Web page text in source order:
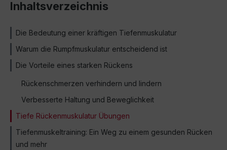
Inhaltsverzeichnis
Die Bedeutung einer kräftigen Tiefenmuskulatur
Warum die Rumpfmuskulatur entscheidend ist
Die Vorteile eines starken Rückens
Rückenschmerzen verhindern und lindern
Verbesserte Haltung und Beweglichkeit
Tiefe Rückenmuskulatur Übungen
Tiefenmuskeltraining: Ein Weg zu einem gesunden Rücken
und mehr